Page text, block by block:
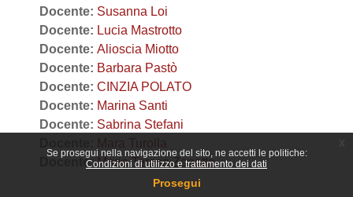
Se prosegui nella navigazione del sito, ne accetti le politiche:
Condizioni di utilizzo e trattamento dei dati
Prosegui
Docente: Susanna Loi
Docente: Lucia Mastrotto
Docente: Alioscia Miotto
Docente: Barbara Pastò
Docente: CINZIA POLATO
Docente: Marina Santi
Docente: Sabrina Stefani
Docente:Maria Teresa Zanatta